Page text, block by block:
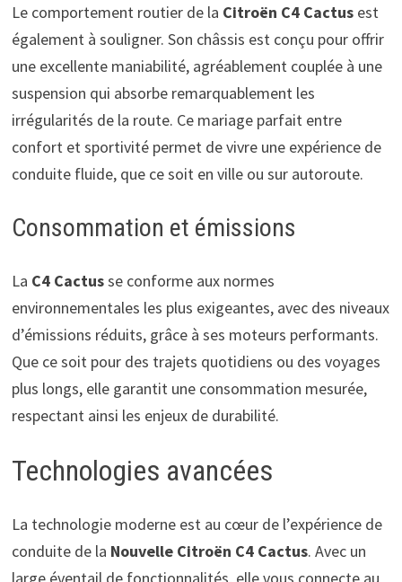
Le comportement routier de la Citroën C4 Cactusest
également à souligner. Son châssis est conçu pour offrir
une excellente maniabilité, agréablement couplée à une
suspension qui absorbe remarquablement les
irrégularités de la route. Ce mariage parfait entre
confort et sportivité permet de vivre une expérience de
conduite fluide, que ce soit en ville ou sur autoroute.
Consommation et émissions
La C4 Cactusse conforme aux normes
environnementales les plus exigeantes, avec des niveaux
d’émissions réduits, grâce à ses moteurs performants.
Que ce soit pour des trajets quotidiens ou des voyages
plus longs, elle garantit une consommation mesurée,
respectant ainsi les enjeux de durabilité.
Technologies avancées
La technologie moderne est au cœur de l’expérience de
conduite de la Nouvelle Citroën C4 Cactus. Avec un